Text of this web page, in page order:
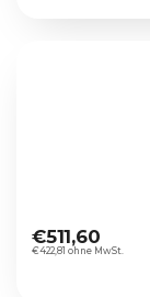
€422,81 ohne MwSt.
€511,60